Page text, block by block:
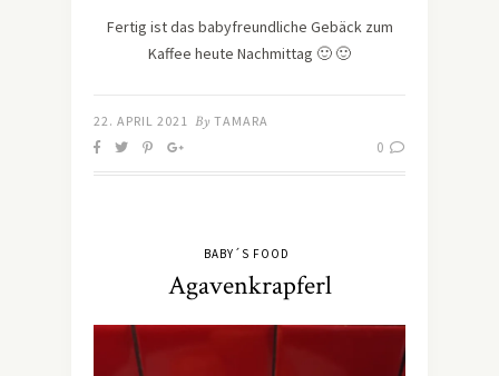
Fertig ist das babyfreundliche Gebäck zum
Kaffee heute Nachmittag 🙂 🙂
22. APRIL 2021 By TAMARA
0
BABY´S FOOD
Agavenkrapferl